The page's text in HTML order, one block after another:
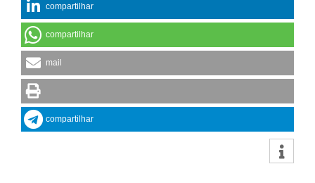
compartilhar
compartilhar
mail
compartilhar